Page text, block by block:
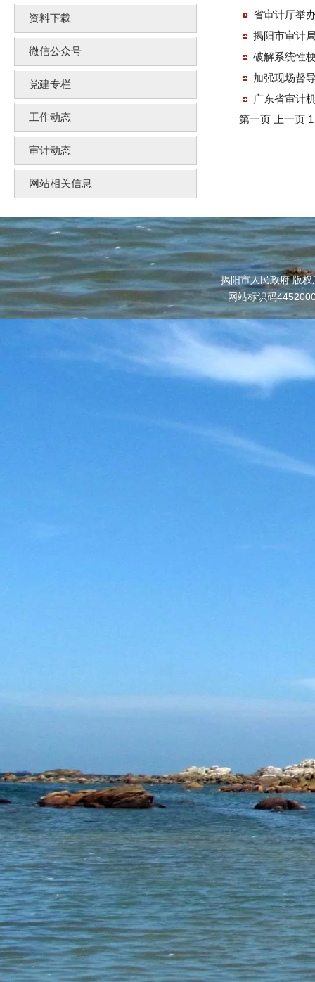
资料下载
微信公众号
党建专栏
工作动态
审计动态
网站相关信息
省审计厅举
揭阳市审计
破解系统性
加强现场督
广东省审计
第一页
上一页
揭阳市人民政府 版
网站标识码